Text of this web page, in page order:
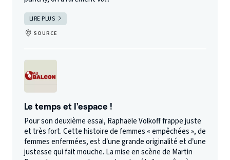
LIRE PLUS
SOURCE
Le temps et l’espace !
Pour son deuxième essai, Raphaële Volkoff frappe juste
et très fort. Cette histoire de femmes « empêchées », de
femmes enfermées, est d’une grande originalité et d’une
justesse qui fait mouche. La mise en scène de Martin